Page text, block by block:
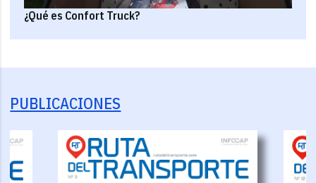
¿Qué es Confort Truck?
PUBLICACIONES